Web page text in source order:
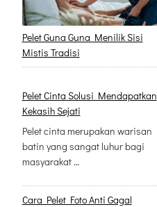
Pelet Guna Guna Menilik Sisi
Mistis Tradisi
Pelet Cinta Solusi Mendapatkan
Kekasih Sejati
Pelet cinta merupakan warisan
batin yang sangat luhur bagi
masyarakat …
Cara Pelet Foto Anti Gagal